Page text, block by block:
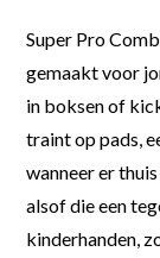
Super Pro
gemaakt voor
in boksen of
traint op pads,
wanneer er
alsof die een
kinderhanden,